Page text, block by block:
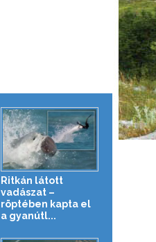
Ritkán látott
vadászat –
röptében kapta el
a gyanútl...